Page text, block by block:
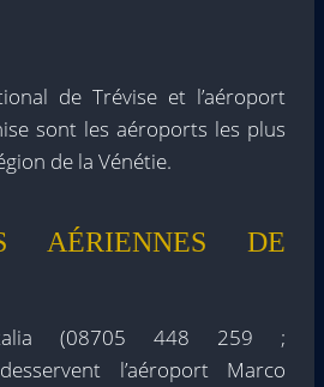
de Trévise et l’aéroport
sont les aéroports les plus
de la Vénétie.
AÉRIENNES DE
(08705 448 259 ;
l’aéroport Marco